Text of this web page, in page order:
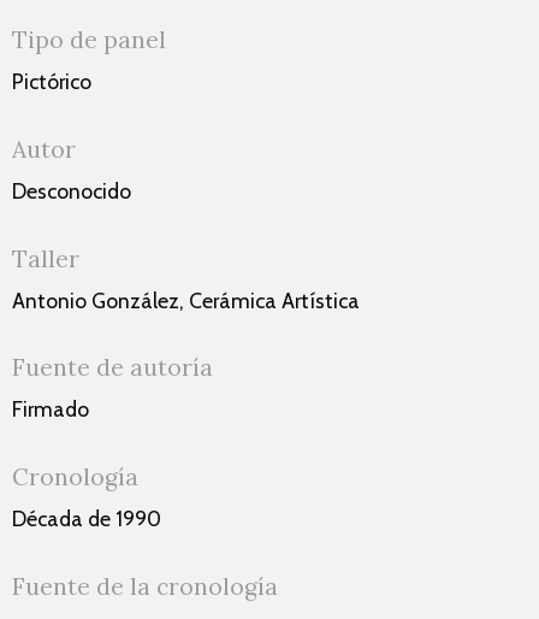
Tipo de panel
Pictórico
Autor
Desconocido
Taller
Antonio González, Cerámica Artística
Fuente de autoría
Firmado
Cronología
Década de 1990
Fuente de la cronología